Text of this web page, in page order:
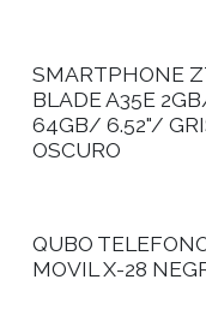
SMARTPHONE
BLADE A35E
64GB/ 6.52"/
OSCURO
QUBO
MOVIL X-28